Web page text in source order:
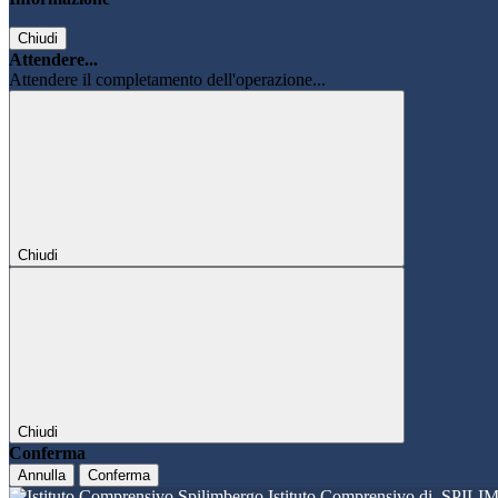
Chiudi
Attendere...
Attendere il completamento dell'operazione...
Chiudi
Chiudi
Conferma
Annulla Conferma